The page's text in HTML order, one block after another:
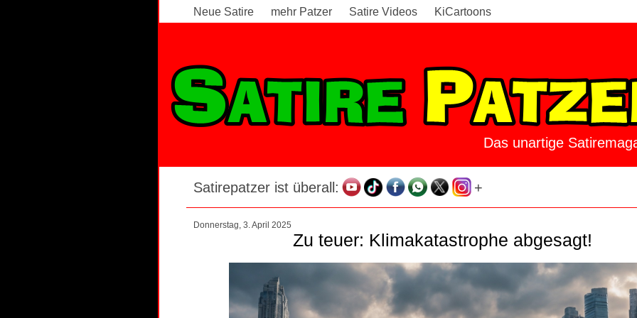
Neue Satire mehr Patzer Satire Videos KiCartoons
Das unartige
Satirepatzer ist überall: +
Donnerstag, 3. April 2025
Zu teuer: Klimakatastrophe abgesagt!